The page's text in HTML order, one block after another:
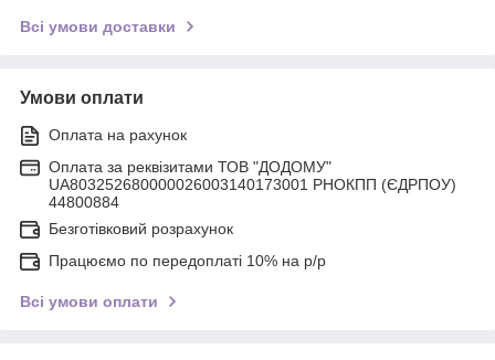
Всі умови доставки
Умови оплати
Оплата на рахунок
Оплата за реквізитами ТОВ "ДОДОМУ"
UA803252680000026003140173001 РНОКПП (ЄДРПОУ)
44800884
Безготівковий розрахунок
Працюємо по передоплаті 10% на р/р
Всі умови оплати